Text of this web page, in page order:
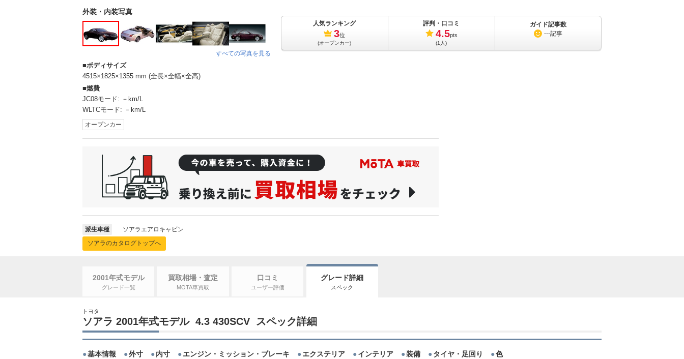
外装・内装写真
すべての写真を見る
ボディサイズ
4515×1825×1355 mm (全長×全幅×全高)
燃費
JC08モード: －km/L
WLTCモード: －km/L
オープンカー
人気ランキング
3位
(オープンカー)
評判・口コミ
4.5pts
(1人)
ガイド記事数
---記事
派生車種
ソアラエアロキャビン
ソアラのカタログトップへ
2001年式モデル
グレード一覧
買取相場・査定
MOTA車買取
口コミ
ユーザー評価
グレード詳細
スペック
トヨタ
ソアラ 2001年式モデル 4.3 430SCV スペック詳細
基本情報 外寸 内寸 エンジン・ミッション・ブレーキ エクステリア インテリア 装備 タイヤ・足回り 色